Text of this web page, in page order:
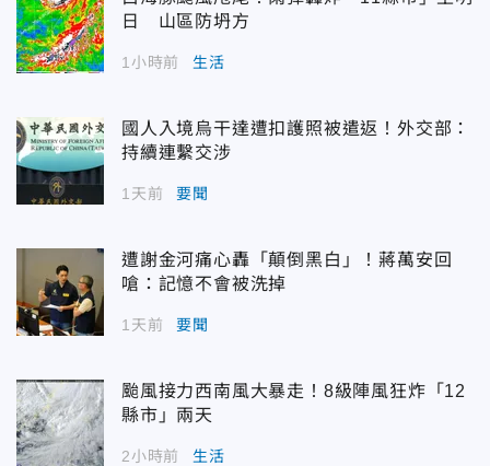
日 山區防坍方
1小時前 生活
國人入境烏干達遭扣護照被遣返！外交部：
持續連繫交涉
1天前 要聞
遭謝金河痛心轟「顛倒黑白」！蔣萬安回
嗆：記憶不會被洗掉
1天前 要聞
颱風接力西南風大暴走！8級陣風狂炸「12
縣市」兩天
2小時前 生活